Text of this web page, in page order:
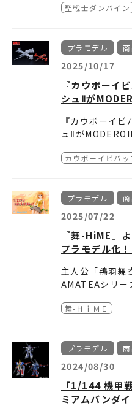
込)
・HG 1/144 ザ
0円(税込)
・HG 1/72 ダ
・MG 1/35 ダ
・聖戦士ダン
(税込)
※おひとり様1会
れの場合はご容
聖戦士ダンバイン
プラモデル
2025/10/17
『カウボーイ
シュⅡが
『カウボーイ
ュⅡが
の1/72スケール
作品名：カウボ
商品名：
フィッシュⅡ
MODEROID 1/
価格：未定
サイズ：1/48ス
本体全長
全幅 約
1/72スケ
本体全長
発売元：株式会
カウボーイビバッ
プラモデル
2025/07/22
『舞-HiME』
プラモデル化
主人公「鴇羽舞
AMATEAシリー
前腕は装着用の
・可動域を広げ
スカートパーツ
・オプション
パーツを交換す
※画像クリ
☆ご予約はこち
I0GMax
舞-ＨｉＭＥ
プラモデル
2024/08/30
「1/144 機甲
ミアムバンダ